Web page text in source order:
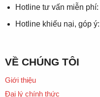
Hotline tư vấn miễn phí:
Hotline khiếu nại, góp ý:
VỀ CHÚNG TÔI
Giới thiệu
Đại lý chính thức